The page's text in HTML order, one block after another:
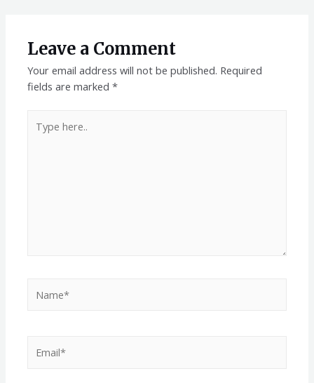
Leave a Comment
Your email address will not be published. Required
fields are marked*
here..